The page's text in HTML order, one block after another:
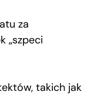
za
„szpeci
takich jak